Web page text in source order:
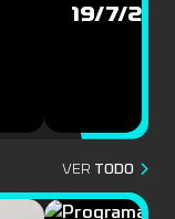
19/7/
VER TODO